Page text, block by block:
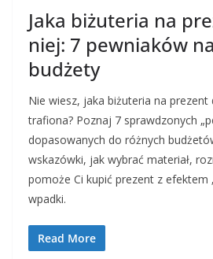
Jaka biżuteria na
niej: 7 pewniaków
budżety
Nie wiesz, jaka biżuteria na prezent
trafiona? Poznaj 7 sprawdzonych
dopasowanych do różnych
wskazówki, jak wybrać materiał,
pomoże Ci kupić prezent z efektem
wpadki.
Read More